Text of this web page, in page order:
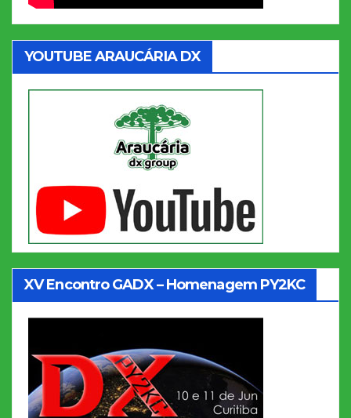
YOUTUBE ARAUCÁRIA DX
XV Encontro GADX – Homenagem PY2KC